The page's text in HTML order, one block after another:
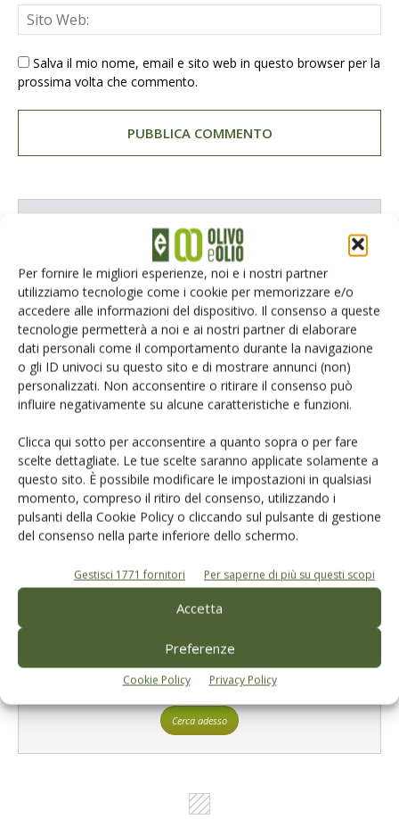
Per fornire le migliori esperienze, noi e i nostri partner
utilizziamo tecnologie come i cookie per memorizzare e/o
accedere alle informazioni del dispositivo. Il consenso a queste
tecnologie permetterà a noi e ai nostri partner di elaborare
dati personali come il comportamento durante la navigazione
o gli ID univoci su questo sito e di mostrare annunci (non)
personalizzati. Non acconsentire o ritirare il consenso può
influire negativamente su alcune caratteristiche e funzioni.
Clicca qui sotto per acconsentire a quanto sopra o per fare
scelte dettagliate. Le tue scelte saranno applicate solamente a
questo sito. È possibile modificare le impostazioni in qualsiasi
momento, compreso il ritiro del consenso, utilizzando i
pulsanti della Cookie Policy o cliccando sul pulsante di gestione
del consenso nella parte inferiore dello schermo.
Gestisci 1771 fornitori Per saperne di più su questi scopi
Accetta
Preferenze
Cookie Policy Privacy Policy
Salva il mio nome, email e sito web in questo browser per la
prossima volta che commento.
Tecniche, prodotti e servizi dalle aziende
Un modo semplice per cercare un'azienda o un
prodotto!
L'Esperto risponde
I consigli di Terra e Vita agli agricoltori
Cerca adesso